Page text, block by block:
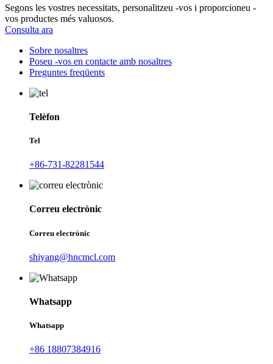
Segons les vostres necessitats, personalitzeu -vos i proporcioneu -
vos productes més valuosos.
Consulta ara
Sobre nosaltres
Poseu -vos en contacte amb nosaltres
Preguntes freqüents
Telèfon
Tel
+86-731-82281544
Correu electrònic
Correu electrònic
shiyang@hncmcl.com
Whatsapp
Whatsapp
+86 18807384916